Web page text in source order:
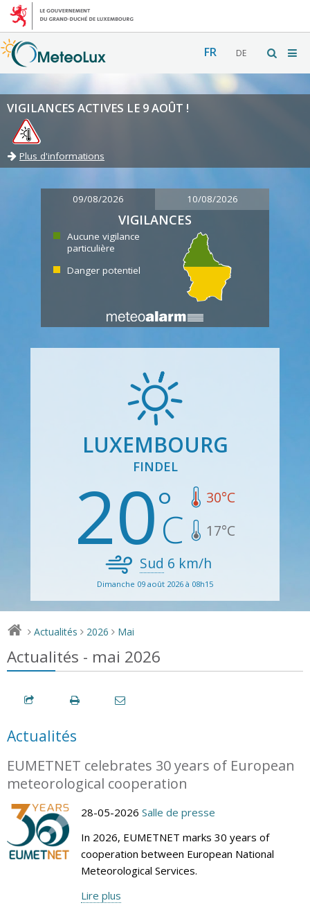
FR DE
VIGILANCES ACTIVES LE 9 AOÛT !
Plus d'informations
09/08/2026 10/08/2026
VIGILANCES
Aucune vigilance
particulière
Danger potentiel
LUXEMBOURG
FINDEL
20 30°C
17°C
Sud 6 km/h
Dimanche 09 août 2026 à 08h15
> Actualités > 2026 > Mai
Actualités - mai 2026
Actualités
EUMETNET celebrates 30 years of European
meteorological cooperation
28-05-2026 Salle de presse
In 2026, EUMETNET marks 30 years of
cooperation between European National
Meteorological Services.
Lire plus